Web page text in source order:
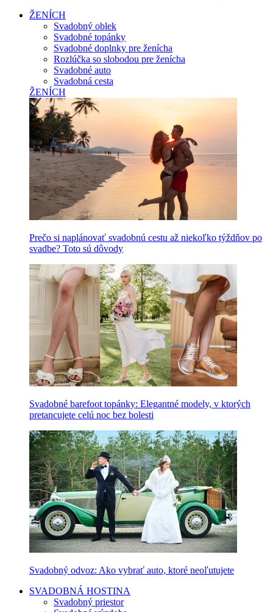
ŽENÍCH
Svadobný oblek
Svadobné topánky
Svadobné doplnky pre ženícha
Rozlúčka so slobodou pre ženícha
Svadobné auto
Svadobná cesta
ŽENÍCH
Prečo si naplánovať svadobnú cestu až niekoľko týždňov po
svadbe? Toto sú dôvody
Svadobné barefoot topánky: Elegantné modely, v ktorých
pretancujete celú noc bez bolesti
Svadobný odvoz: Ako vybrať auto, ktoré neoľutujete
SVADOBNÁ HOSTINA
Svadobný priestor